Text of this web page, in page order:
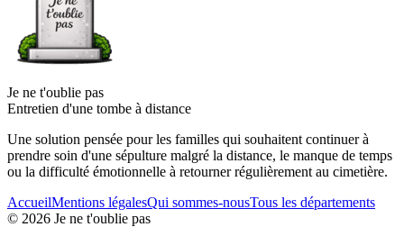
Je ne t'oublie pas
Entretien d'une tombe à distance
Une solution pensée pour les familles qui souhaitent continuer à
prendre soin d'une sépulture malgré la distance, le manque de temps
ou la difficulté émotionnelle à retourner régulièrement au cimetière.
AccueilMentions légalesQui sommes-nousTous les départements
© 2026 Je ne t'oublie pas